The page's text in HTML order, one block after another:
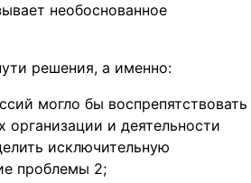
необоснованное
решения, а именно:
могло бы воспрепятствовать
и деятельности
исключительную
проблемы 2;